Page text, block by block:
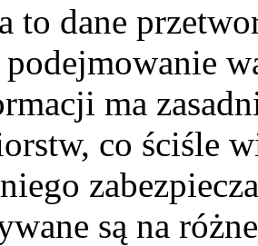
to dane
podejmowanie
ma
co ściśle
są na